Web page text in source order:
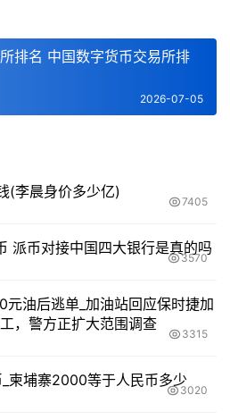
排名 中国数字货币交易所排
2026-07-05
(李晨身价多少亿)
7405
派币对接中国四大银行是真的吗
3570
油后逃单_加油站回应保时捷加
，警方正扩大范围调查
3315
柬埔寨2000等于人民币多少
3020